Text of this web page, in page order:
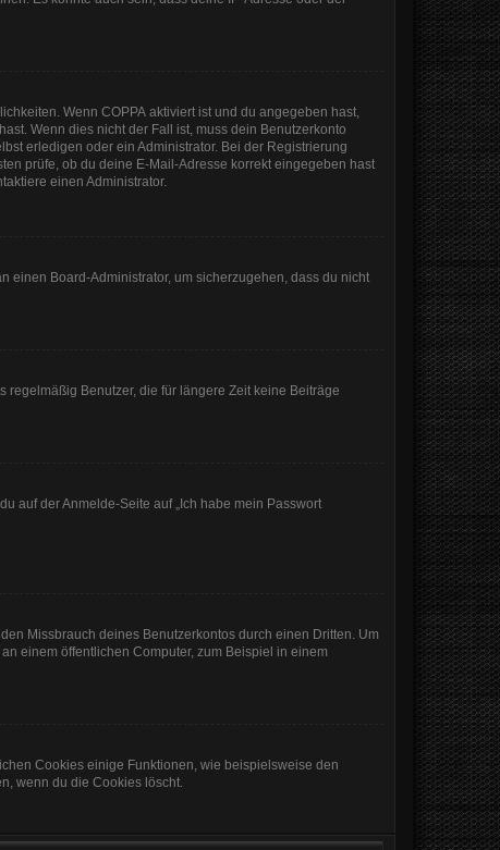
Wenn COPPA aktiviert ist und du angegeben hast,
Wenn dies nicht der Fall ist, muss dein Benutzerkonto
erledigen oder ein Administrator. Bei der Registrierung
prüfe, ob du deine E-Mail-Adresse korrekt eingegeben hast
einen Administrator.
einen Board-Administrator, um sicherzugehen, dass du nicht
Benutzer, die für längere Zeit keine Beiträge
auf der Anmelde-Seite auf „Ich habe mein Passwort
Missbrauch deines Benutzerkontos durch einen Dritten. Um
einem öffentlichen Computer, zum Beispiel in einem
Cookies einige Funktionen, wie beispielsweise den
wenn du die Cookies löscht.